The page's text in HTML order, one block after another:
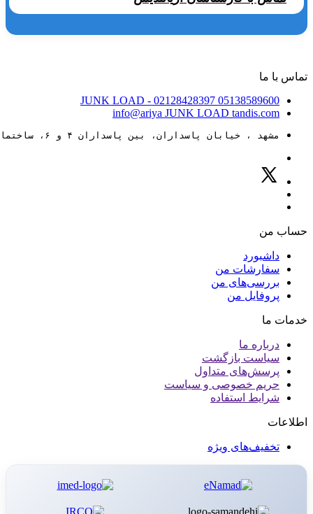
تماس با ما
05138589600
JUNK LOAD - 02128428397
info@ariya JUNK LOAD tandis.com
مشهد ، خیابان پاسداران، بین پاسداران ۴ و ۶، ساختمان ۸۸
حساب من
داشبورد
سفارشات من
بررسی‌های من
پروفایل من
خدمات ما
درباره ما
سیاست بازگشت
پرسش‌های متداول
حریم خصوصی و سیاست
شرایط استفاده
اطلاعات
تخفیف‌های ویژه